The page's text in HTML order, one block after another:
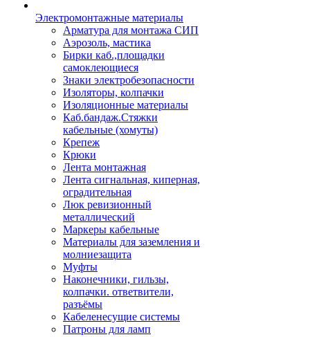
Электромонтажные материалы
Арматура для монтажа СИП
Аэрозоль, мастика
Бирки каб.,площадки
самоклеющиеся
Знаки электробезопасности
Изоляторы, колпачки
Изоляционные материалы
Каб.бандаж.Стяжки
кабельные (хомуты)
Крепеж
Крюки
Лента монтажная
Лента сигнальная, киперная,
оградительная
Люк ревизионный
металлический
Маркеры кабельные
Материалы для заземления и
молниезащита
Муфты
Наконечники, гильзы,
колпачки. ответвители,
разъёмы
Кабеленесущие системы
Патроны для ламп